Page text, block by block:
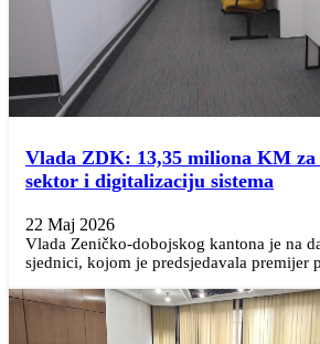
Vlada ZDK: 13,35 miliona KM za
sektor i digitalizaciju sistema
22 Maj 2026
Vlada Zeničko-dobojskog kantona je na
sjednici, kojom je predsjedavala premijer